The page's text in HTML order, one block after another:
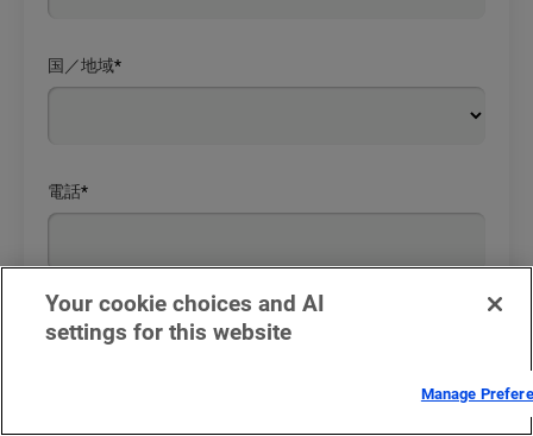
*
国／地域
*
電話
コメントまたは質問
Your cookie choices and AI
settings for this website
Manage